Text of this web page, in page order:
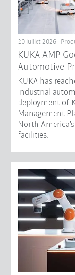
20 juillet 2026 -
KUKA AMP
Automotive
KUKA has
industrial
deployment of
Management
North
facilities.